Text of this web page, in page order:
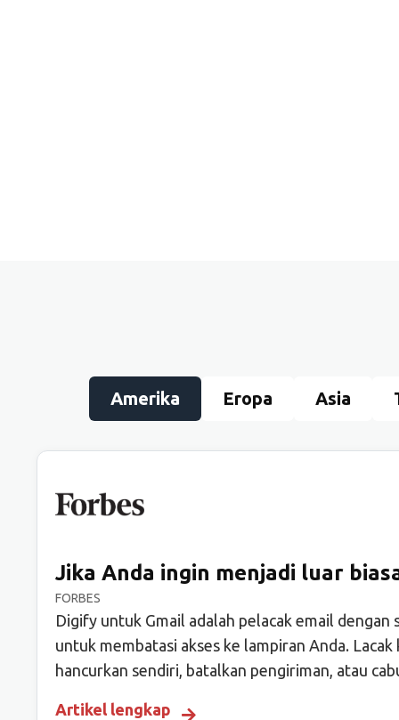
Amerika Eropa Asia
Jika Anda ingin menjadi luar
FORBES
Digify untuk Gmail adalah pelacak email
untuk membatasi akses ke lampiran Anda.
hancurkan sendiri, batalkan pengiriman, atau
Artikel lengkap